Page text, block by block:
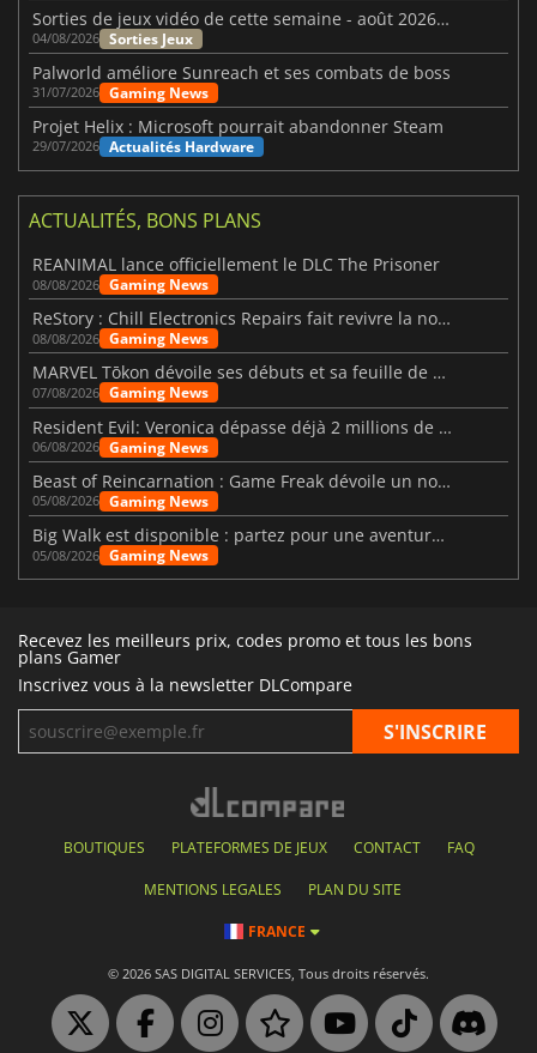
Sorties de jeux vidéo de cette semaine - août 2026 (semaine 32)
04/08/2026 Sorties Jeux
Palworld améliore Sunreach et ses combats de boss
31/07/2026 Gaming News
Projet Helix : Microsoft pourrait abandonner Steam
29/07/2026 Actualités Hardware
ACTUALITÉS, BONS PLANS
REANIMAL lance officiellement le DLC The Prisoner
08/08/2026 Gaming News
ReStory : Chill Electronics Repairs fait revivre la nostalgie des années 2000
08/08/2026 Gaming News
MARVEL Tōkon dévoile ses débuts et sa feuille de route
07/08/2026 Gaming News
Resident Evil: Veronica dépasse déjà 2 millions de wishlists
06/08/2026 Gaming News
Beast of Reincarnation : Game Freak dévoile un nouveau pari
05/08/2026 Gaming News
Big Walk est disponible : partez pour une aventure entre amis
05/08/2026 Gaming News
Recevez les meilleurs prix, codes promo et tous les bons
plans Gamer
Inscrivez vous à la newsletter DLCompare
BOUTIQUES PLATEFORMES DE JEUX CONTACT FAQ
MENTIONS LEGALES PLAN DU SITE
FRANCE
© 2026 SAS DIGITAL SERVICES, Tous droits réservés.